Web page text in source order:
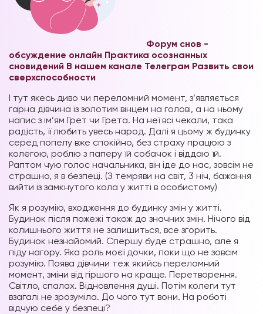
Форум снов -
обсуждение онлайн Практика осознанных
сновидений В нашем канале Телеграм Развить свои
сверхспособности
І тут якесь диво чи переломний момент, з’являється
гарна дівчина із золотим вінцем на голові, а на ньому
напис з ім’ям Грет чи Грета. На неї всі чекали, така
радість, її любить увесь народ. Далі я цьому ж будинку
серед попелу вже спокійно, без страху працюю з
колегою, роблю з паперу їй собачок і віддаю їй.
Раптом чую голос начальника, він іде до нас, зовсім не
страшно, я в безпеці. (З темряви на світ, 3 ніч, бажання
вийти із замкнутого кола у житті в особистому)
Як я розумію, входження до будинку змін у житті.
Будинок після пожежі також до значних змін. Нічого від
колишнього життя не залишиться, все згорить.
Будинок незнайомий. Спершу буде страшно, але я
піду нагору. Яка роль моєї дочки, поки що не зовсім
розумію. Поява дівчини теж якийсь переломний
момент, зміни від гіршого на краще. Перетворення.
Світло, спалах. Відновлення душі. Потім колеги тут
взагалі не зрозуміла. До чого тут вони. На роботі
відчую себе у безпеці?